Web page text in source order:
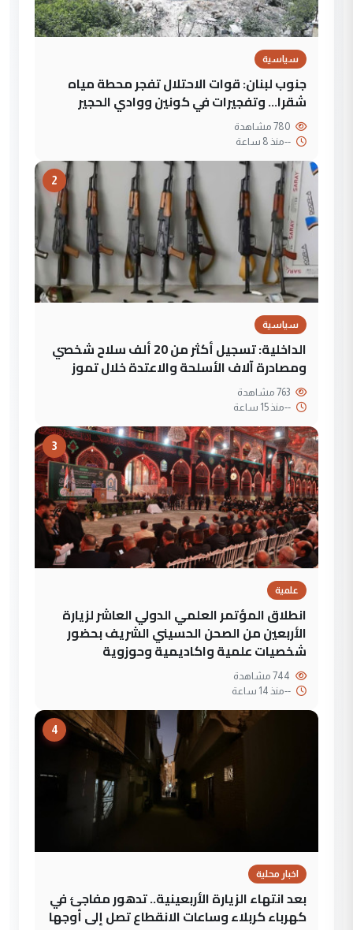
سياسية
جنوب لبنان: قوات الاحتلال تفجر محطة مياه
شقرا… وتفجيرات في كونين ووادي الحجير
--منذ 8 ساعة
2
سياسية
الداخلية: تسجيل أكثر من 20 ألف سلاح شخصي
ومصادرة آلاف الأسلحة والاعتدة خلال تموز
--منذ 15 ساعة
3
علمية
انطلاق المؤتمر العلمي الدولي العاشر لزيارة
الأربعين من الصحن الحسيني الشريف بحضور
شخصيات علمية واكاديمية وحوزوية
--منذ 14 ساعة
4
اخبار محلية
بعد انتهاء الزيارة الأربعينية.. تدهور مفاجئ في
كهرباء كربلاء وساعات الانقطاع تصل إلى أوجها